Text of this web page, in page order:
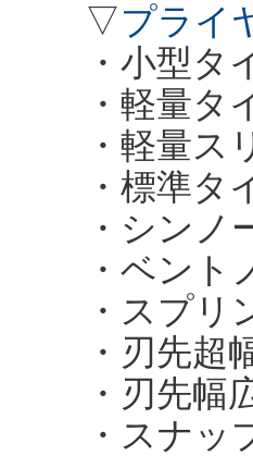
▽プライ
・小型タ
・軽量タ
・軽量ス
・標準タ
・シンノ
・ベント
・スプ
・刃先超
・刃先幅
・スナッ